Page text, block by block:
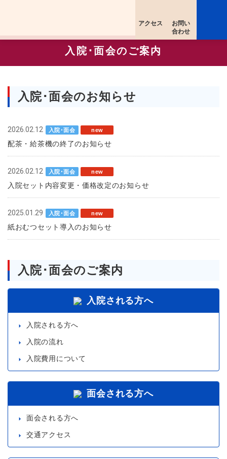
アクセス
お問い
合わせ
入院･面会のご案内
入院･面会のお知らせ
2026.02.12 入院･面会 new
配茶・給茶機の終了のお知らせ
2026.02.12 入院･面会 new
⼊院セット内容変更・価格改定のお知らせ
2025.01.29 入院･面会 new
紙おむつセット導入のお知らせ
入院･面会のご案内
入院される方へ
入院される方へ
入院の流れ
入院費用について
面会される方へ
面会される方へ
交通アクセス